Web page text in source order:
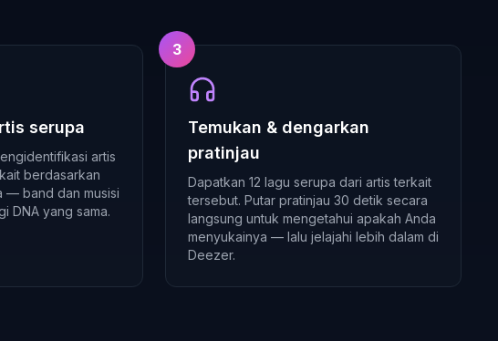
serupa
artis
berdasarkan
— band dan musisi
DNA yang sama.
3
Temukan & dengarkan
pratinjau
Dapatkan 12 lagu serupa dari artis terkait
tersebut. Putar pratinjau 30 detik secara
langsung untuk mengetahui apakah Anda
menyukainya — lalu jelajahi lebih dalam di
Deezer.